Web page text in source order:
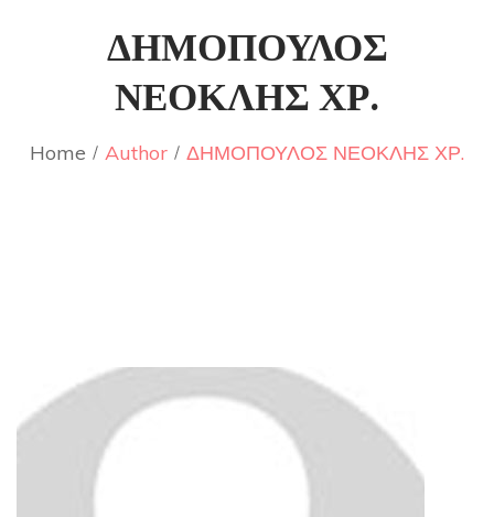
ΔΗΜΟΠΟΥΛΟΣ
ΝΕΟΚΛΗΣ ΧΡ.
Home Author ΔΗΜΟΠΟΥΛΟΣ ΝΕΟΚΛΗΣ ΧΡ.